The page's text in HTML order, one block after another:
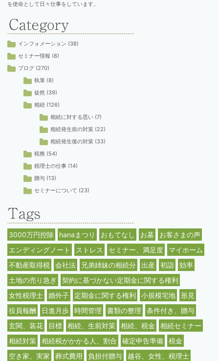
を使命として日々仕事をしています。
インフォメーション (38)
セミナー情報 (8)
ブログ (270)
執筆 (8)
徒然 (39)
相続 (126)
相続に対する思い (7)
相続発生前の対策 (22)
相続発生後の対策 (33)
税務 (54)
税理士の仕事 (14)
贈与 (13)
セミナーについて (23)
3000万円控除 hanaまつり おもてなし お墓
お客さまの声
エンディングノート
ストレス セミナー、満足度
マイホーム
不動産取得税
会社法 兄弟姉妹の相続分 出産 初詣
効率
土地の売り急ぎ
契約に基づかない定期金に関する権利
女性税理士
婚外子 定期金に関する権利 小規模宅地
形見
役員報酬
日進月歩 時間管理 書類の整理
条件付き、贈与
玄関、装花
目標 相続、生前対策 相続、税金
相続セミナー
相続対策
相続税がかかる人、割合 確定申告準備
税金
空き家、実家
葬式費用 負担付贈与
越谷、女性、税理士